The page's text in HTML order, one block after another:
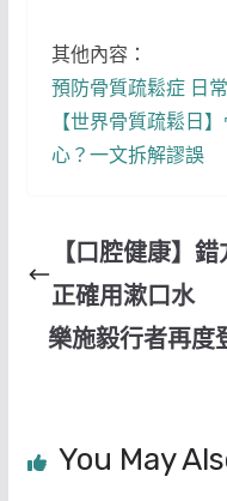
其他內容：
預防骨質疏鬆症 日
【世界骨質疏鬆日
心？一文拆解謬誤
【口腔健康】
正確用漱口水
樂施毅行者再度
You May